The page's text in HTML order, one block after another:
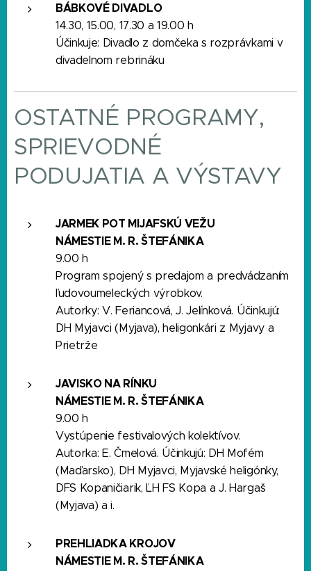
BÁBKOVÉ DIVADLO
14.30, 15.00, 17.30 a 19.00 h
Účinkuje: Divadlo z domčeka s rozprávkami v
divadelnom rebrináku
OSTATNÉ PROGRAMY,
SPRIEVODNÉ
PODUJATIA A VÝSTAVY
JARMEK POT MIJAFSKÚ VEŽU
NÁMESTIE M. R. ŠTEFÁNIKA
9.00 h
Program spojený s predajom a predvádzaním
ľudovoumeleckých výrobkov.
Autorky: V. Feriancová, J. Jelínková. Účinkujú:
DH Myjavci (Myjava), heligonkári z Myjavy a
Prietrže
JAVISKO NA RÍNKU
NÁMESTIE M. R. ŠTEFÁNIKA
9.00 h
Vystúpenie festivalových kolektívov.
Autorka: E. Čmelová. Účinkujú: DH Mofém
(Maďarsko), DH Myjavci, Myjavské heligónky,
DFS Kopaničiarik, ĽH FS Kopa a J. Hargaš
(Myjava) a i.
PREHLIADKA KROJOV
NÁMESTIE M. R. ŠTEFÁNIKA